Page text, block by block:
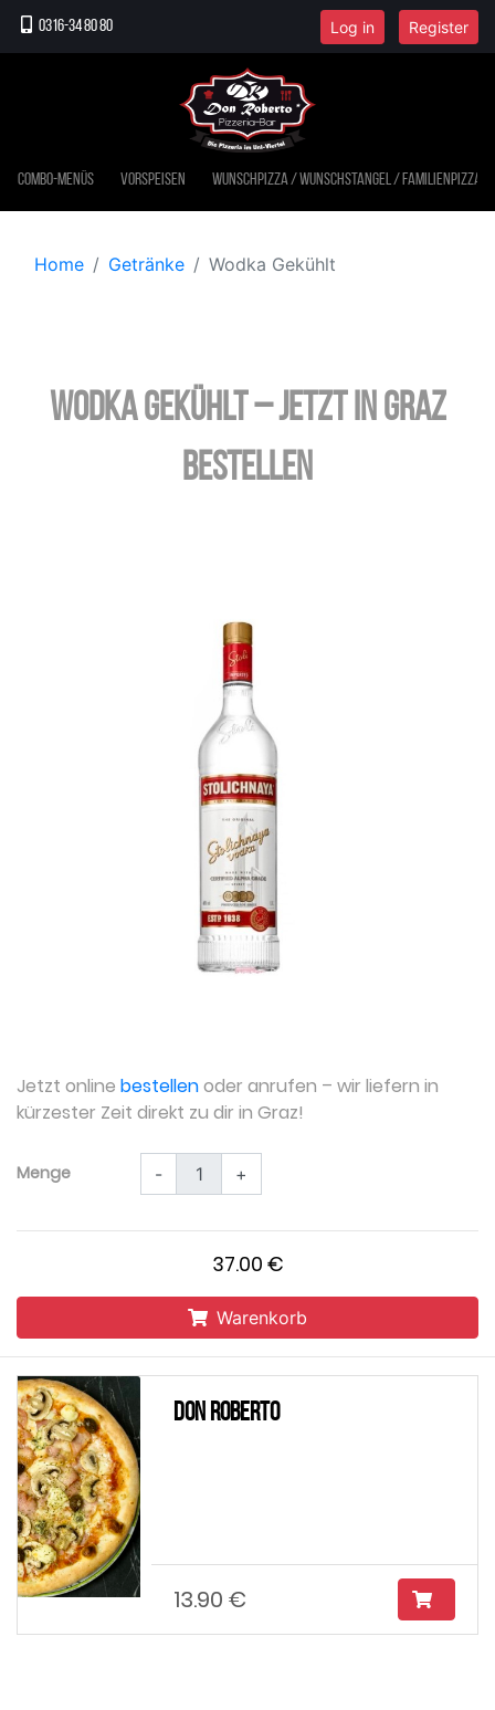
0316-34 80 80 Log in Register
Combo-Menüs Vorspeisen Wunschpizza / Wunschstangel / Familienpizza
Home Getränke Wodka Gekühlt
Wodka Gekühlt – jetzt in Graz
bestellen
Jetzt online bestellenoder anrufen – wir liefern in
kürzester Zeit direkt zu dir in Graz!
Menge - +
37.00 €
Warenkorb
Don Roberto
13.90 €